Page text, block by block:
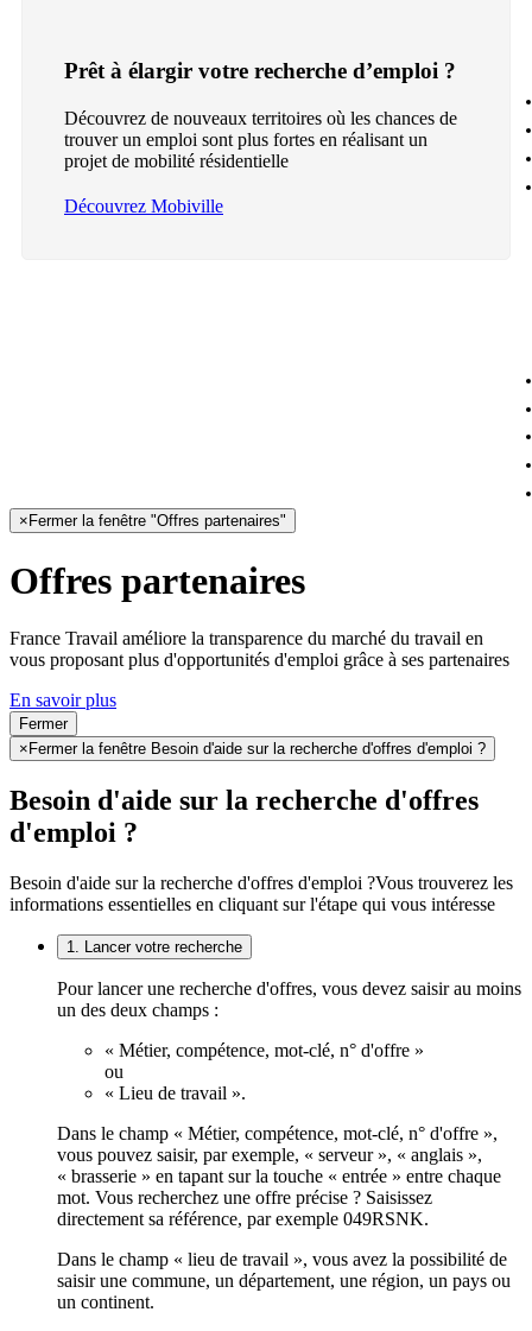
Prêt à élargir votre recherche d’emploi ?
Découvrez de nouveaux territoires où les chances de
trouver un emploi sont plus fortes en réalisant un
projet de mobilité résidentielle
Découvrez Mobiville
× Fermer la fenêtre "Offres partenaires"
Offres partenaires
France Travail améliore la transparence du marché du travail en
vous proposant plus d'opportunités d'emploi grâce à ses partenaires
En savoir plus
Fermer
× Fermer la fenêtre Besoin d'aide sur la recherche d'offres d'emploi ?
Besoin d'aide sur la recherche d'offres
d'emploi ?
Besoin d'aide sur la recherche d'offres d'emploi ?Vous trouverez les
informations essentielles en cliquant sur l'étape qui vous intéresse
1. Lancer votre recherche
Pour lancer une recherche d'offres, vous devez saisir au moins
un des deux champs :
« Métier, compétence, mot-clé, n° d'offre »
ou
« Lieu de travail ».
Dans le champ « Métier, compétence, mot-clé, n° d'offre »,
vous pouvez saisir, par exemple, « serveur », « anglais »,
« brasserie » en tapant sur la touche « entrée » entre chaque
mot. Vous recherchez une offre précise ? Saisissez
directement sa référence, par exemple 049RSNK.
Dans le champ « lieu de travail », vous avez la possibilité de
saisir une commune, un département, une région, un pays ou
un continent.